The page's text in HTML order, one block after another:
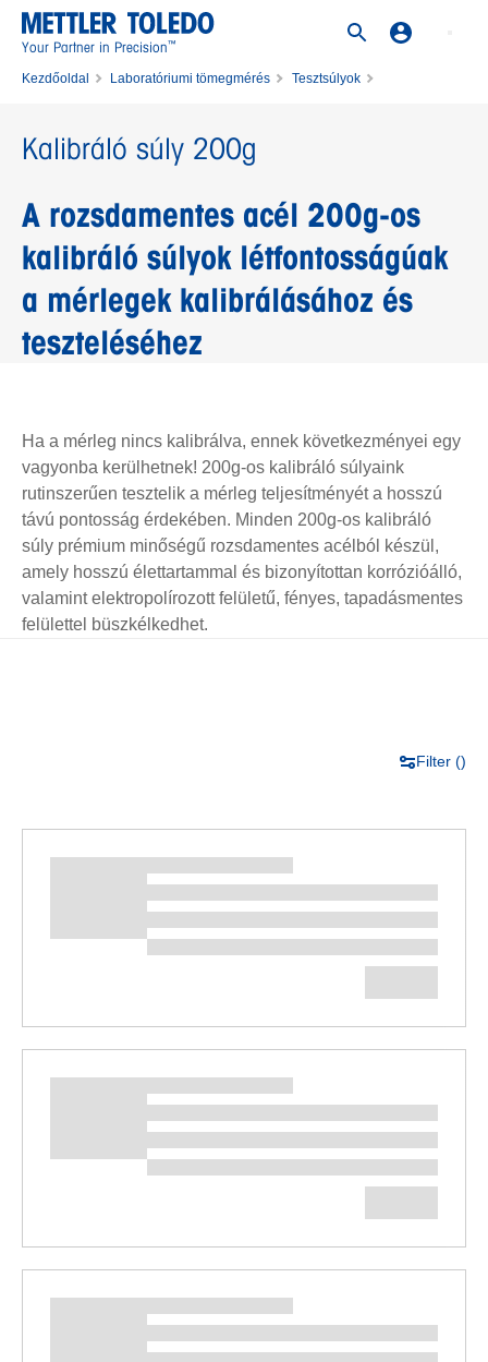
Your Partner in Precision™
Kezdőoldal Laboratóriumi tömegmérés
Tesztsúlyok
Kalibráló súly 200g
A rozsdamentes acél 200g-os
kalibráló súlyok létfontosságúak
a mérlegek kalibrálásához és
teszteléséhez
Ha a mérleg nincs kalibrálva, ennek következményei egy
vagyonba kerülhetnek! 200g-os kalibráló súlyaink
rutinszerűen tesztelik a mérleg teljesítményét a hosszú
távú pontosság érdekében. Minden 200g-os kalibráló
súly prémium minőségű rozsdamentes acélból készül,
amely hosszú élettartammal és bizonyítottan korrózióálló,
valamint elektropolírozott felületű, fényes, tapadásmentes
felülettel büszkélkedhet.
Filter ()